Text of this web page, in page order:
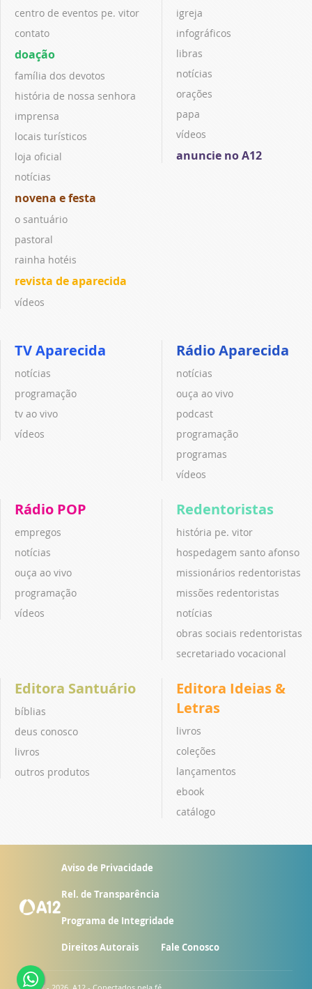
centro de eventos pe. vitor
contato
doação
família dos devotos
história de nossa senhora
imprensa
locais turísticos
loja oficial
notícias
novena e festa
o santuário
pastoral
rainha hotéis
revista de aparecida
vídeos
igreja
infográficos
libras
notícias
orações
papa
vídeos
anuncie no A12
TV Aparecida
notícias
programação
tv ao vivo
vídeos
Rádio Aparecida
notícias
ouça ao vivo
podcast
programação
programas
vídeos
Rádio POP
empregos
notícias
ouça ao vivo
programação
vídeos
Redentoristas
história pe. vitor
hospedagem santo afonso
missionários redentoristas
missões redentoristas
notícias
obras sociais redentoristas
secretariado vocacional
Editora Santuário
bíblias
deus conosco
livros
outros produtos
Editora Ideias &
Letras
livros
coleções
lançamentos
ebook
catálogo
Aviso de Privacidade
Rel. de Transparência
Programa de Integridade
Direitos Autorais Fale Conosco